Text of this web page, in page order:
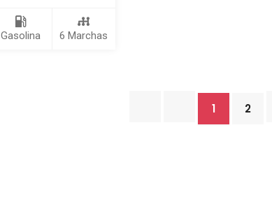
Gasolina 6 Marchas
1 2